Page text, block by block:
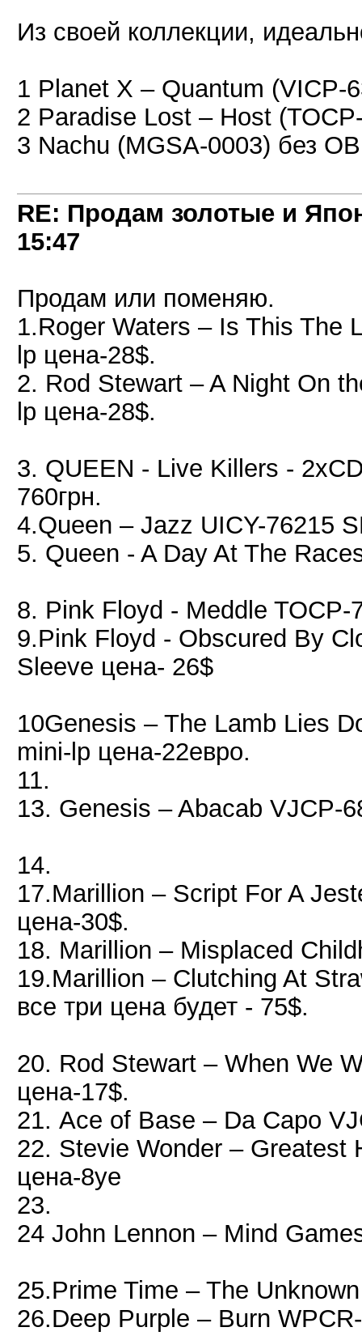
Из своей коллекции,
1 Planet X ‎– Quantum (VICP-
2 Paradise Lost ‎– Host
3 Nachu (MGSA-0003) без
RE: Продам золотые и
15:47
Продам или поменяю.
1.Roger Waters – Is This The
lp цена-28$.
2. Rod Stewart – A Night On
lp цена-28$.
3. QUEEN - Live Killers -
760грн.
4.Queen – Jazz UICY-76215
5. Queen - A Day At The
8. Pink Floyd - Meddle
9.Pink Floyd - Obscured By
Sleeve цена- 26$
10Genesis ‎– The Lamb Lies
mini-lp цена-22евро.
11.
13. Genesis – Abacab VJCP-
14.
17.Marillion – Script For A
цена-30$.
18. Marillion – Misplaced
19.Marillion – Clutching At
все три цена будет - 75$.
20. Rod Stewart – When We
цена-17$.
21. Ace of Base – Da Capo
22. Stevie Wonder ‎– Greatest
цена-8уе
23.
24 John Lennon – Mind
25.Prime Time – The
26.Deep Purple – Burn